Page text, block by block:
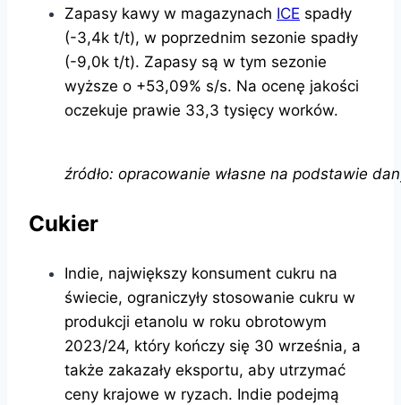
Zapasy kawy w magazynach ICE spadły
(-3,4k t/t), w poprzednim sezonie spadły
(-9,0k t/t). Zapasy są w tym sezonie
wyższe o +53,09% s/s. Na ocenę jakości
oczekuje prawie 33,3 tysięcy worków.
źródło: opracowanie własne na podstawie
Cukier
Indie, największy konsument cukru na
świecie, ograniczyły stosowanie cukru w ​​
produkcji etanolu w roku obrotowym
2023/24, który kończy się 30 września, a
także zakazały eksportu, aby utrzymać
ceny krajowe w ryzach. Indie podejmą